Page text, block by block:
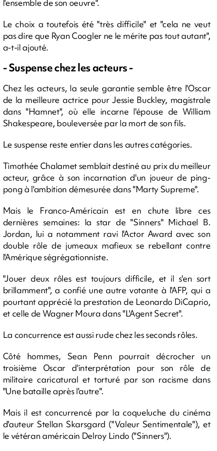
l'ensemble de son oeuvre".
Le choix a toutefois été "très difficile" et "cela ne veut
pas dire que Ryan Coogler ne le mérite pas tout autant",
a-t-il ajouté.
- Suspense chez les acteurs -
Chez les acteurs, la seule garantie semble être l'Oscar
de la meilleure actrice pour Jessie Buckley, magistrale
dans "Hamnet", où elle incarne l'épouse de William
Shakespeare, bouleversée par la mort de son fils.
Le suspense reste entier dans les autres catégories.
Timothée Chalamet semblait destiné au prix du meilleur
acteur, grâce à son incarnation d'un joueur de ping-
pong à l'ambition démesurée dans "Marty Supreme".
Mais le Franco-Américain est en chute libre ces
dernières semaines: la star de "Sinners" Michael B.
Jordan, lui a notamment ravi l'Actor Award avec son
double rôle de jumeaux mafieux se rebellant contre
l'Amérique ségrégationniste.
"Jouer deux rôles est toujours difficile, et il s'en sort
brillamment", a confié une autre votante à l'AFP, qui a
pourtant apprécié la prestation de Leonardo DiCaprio,
et celle de Wagner Moura dans "L'Agent Secret".
La concurrence est aussi rude chez les seconds rôles.
Côté hommes, Sean Penn pourrait décrocher un
troisième Oscar d'interprétation pour son rôle de
militaire caricatural et torturé par son racisme dans
"Une bataille après l'autre".
Mais il est concurrencé par la coqueluche du cinéma
d'auteur Stellan Skarsgard ("Valeur Sentimentale"), et
le vétéran américain Delroy Lindo ("Sinners").